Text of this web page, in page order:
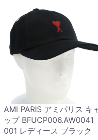
AMI PARIS アミパリス キ
ップ BFUCP006.AW0041
001 レディース ブラック